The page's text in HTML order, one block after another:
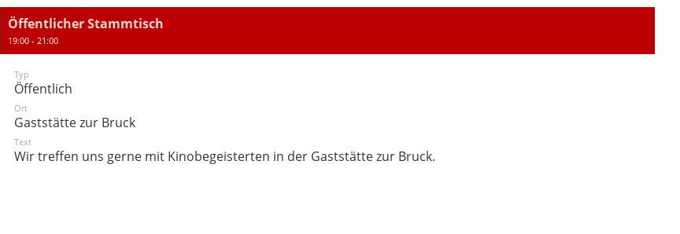
Öffentlicher Stammtisch
19:00 - 21:00
Typ
Öffentlich
Ort
Gaststätte zur Bruck
Text
Wir treffen uns gerne mit Kinobegeisterten in der Gaststätte zur Bruck.